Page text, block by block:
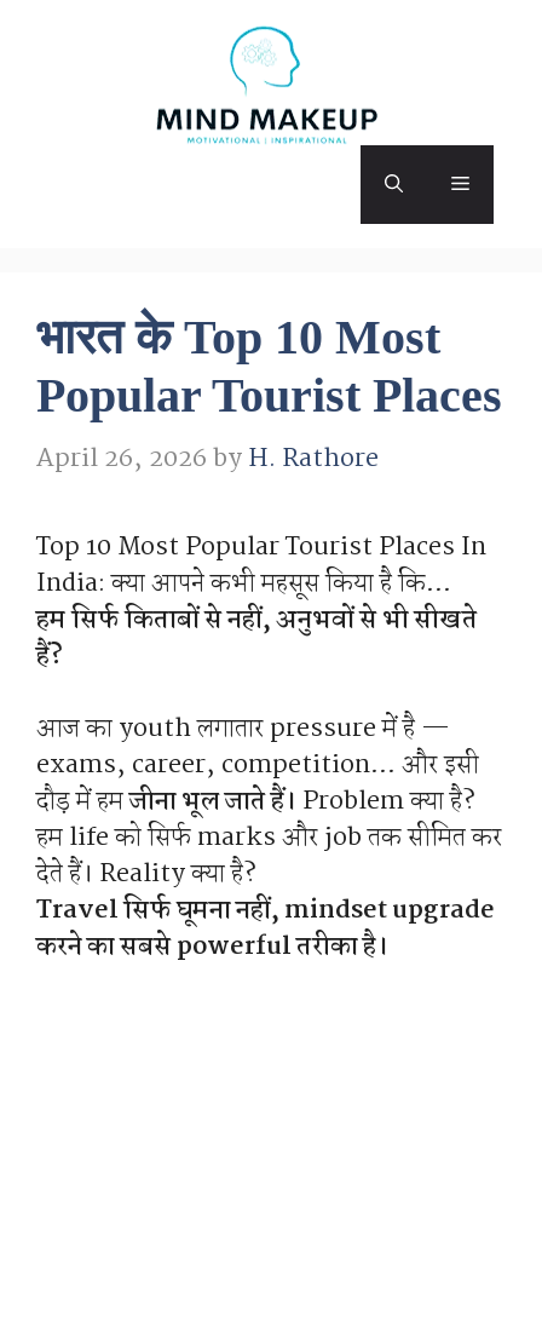
Menu
भारत के Top 10 Most
Popular Tourist Places
April 26, 2026byH. Rathore
Top 10 Most Popular Tourist Places In
India: क्या आपने कभी महसूस किया है कि…
हम सिर्फ किताबों से नहीं, अनुभवों से भी सीखते
हैं?
आज का youth लगातार pressure में है —
exams, career, competition… और इसी
दौड़ में हमजीना भूल जाते हैं। Problem क्या है?
हम life को सिर्फ marks और job तक सीमित कर
देते हैं। Reality क्या है?
Travel सिर्फ घूमना नहीं, mindset upgrade
करने का सबसे powerful तरीका है।